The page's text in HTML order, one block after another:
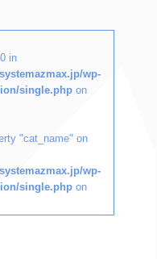
in
wp-
single.php on
"cat_name" on
wp-
single.php on